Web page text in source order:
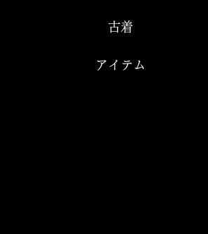
古着
アイテム